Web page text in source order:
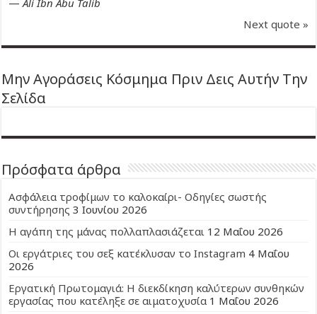
Next quote »
Μην Αγοράσεις Κόσμημα Πριν Δεις Αυτήν Την
Σελίδα
Πρόσφατα άρθρα
Ασφάλεια τροφίμων το καλοκαίρι- Οδηγίες σωστής
συντήρησης 3 Ιουνίου 2026
Η αγάπη της μάνας πολλαπλασιάζεται 12 Μαΐου 2026
Οι εργάτριες του σεξ κατέκλυσαν το Instagram 4 Μαΐου
2026
Εργατική Πρωτομαγιά: Η διεκδίκηση καλύτερων συνθηκών
εργασίας που κατέληξε σε αιματοχυσία 1 Μαΐου 2026